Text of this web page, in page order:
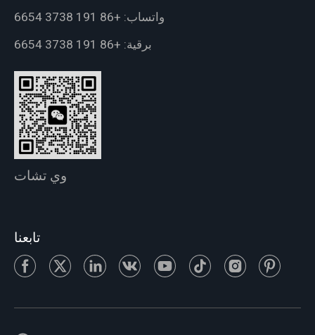
واتساب: +86 191 3738 6654
برقية: +86 191 3738 6654
وي تشات
تابعنا